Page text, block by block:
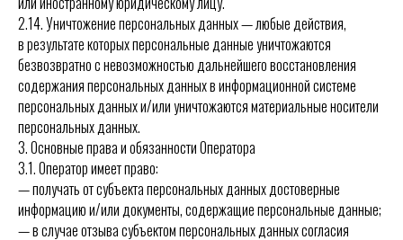
2.14. Уничтожение персональных данных — любые действия,
в результате которых персональные данные уничтожаются
безвозвратно с невозможностью дальнейшего восстановления
содержания персональных данных в информационной системе
персональных данных и/или уничтожаются материальные носители
персональных данных.
3. Основные права и обязанности Оператора
3.1. Оператор имеет право:
— получать от субъекта персональных данных достоверные
информацию и/или документы, содержащие персональные данные;
— в случае отзыва субъектом персональных данных согласия